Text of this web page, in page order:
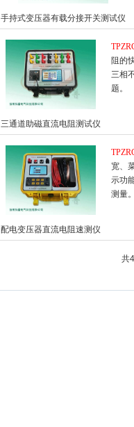
手持式变压器有载分接开关测试仪
三通道助磁直流电阻测试仪
阻的
三相
题。
配电变压器直流电阻速测仪
宽、
示功
测量
共